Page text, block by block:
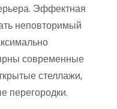
Эффектная
неповторимый
современные
стеллажи,
перегородки.